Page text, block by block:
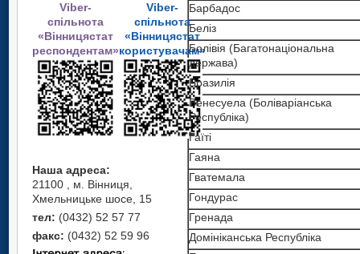
Viber-
спільнота
«Вінницястат
респондентам»
Viber-
спільнота
«Вінницястат
користувачам»
Наша адреса:
21100 , м. Вінниця,
Хмельницьке шосе, 15
тел: (0432) 52 57 77
факс: (0432) 52 59 96
Барбадос
Беліз
Болівія (Багатонаціональна
держава)
Бразилія
Венесуела (Боліваріанська
Республіка)
Гаїті
Гаяна
Гватемала
Гондурас
Гренада
Домініканська Республіка